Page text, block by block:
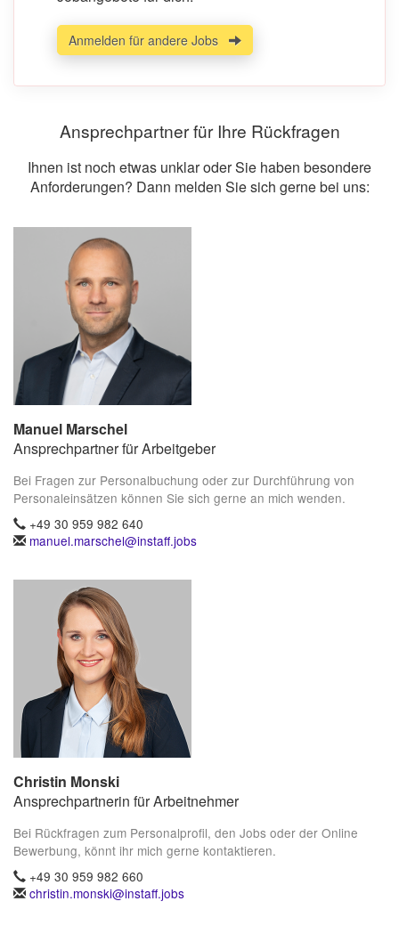
Anmelden für andere Jobs
Ansprechpartner für Ihre Rückfragen
Ihnen ist noch etwas unklar oder Sie haben besondere
Anforderungen? Dann melden Sie sich gerne bei uns:
Manuel Marschel
Ansprechpartner für Arbeitgeber
Bei Fragen zur Personalbuchung oder zur Durchführung von
Personaleinsätzen können Sie sich gerne an mich wenden.
+49 30 959 982 640
manuel.marschel@instaff.jobs
Christin Monski
Ansprechpartnerin für Arbeitnehmer
Bei Rückfragen zum Personalprofil, den Jobs oder der Online
Bewerbung, könnt ihr mich gerne kontaktieren.
+49 30 959 982 660
christin.monski@instaff.jobs